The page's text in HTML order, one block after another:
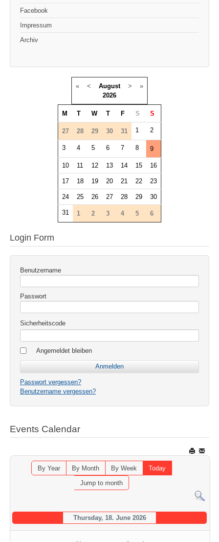
Facebook
Impressum
Archiv
« <
August
2026
> »
M T W T F S S
27 28 29 30 31 1 2
3 4 5 6 7 8 9
10 11 12 13 14 15 16
17 18 19 20 21 22 23
24 25 26 27 28 29 30
31 1 2 3 4 5 6
Login Form
Benutzername
Passwort
Sicherheitscode
Angemeldet bleiben
Passwort vergessen?
Benutzername vergessen?
Events Calendar
By Year By Month By Week
Today
Jump to month
Thursday, 18. June 2026